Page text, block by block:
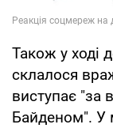
Також у ході
склалося
виступає "за
Байденом". У